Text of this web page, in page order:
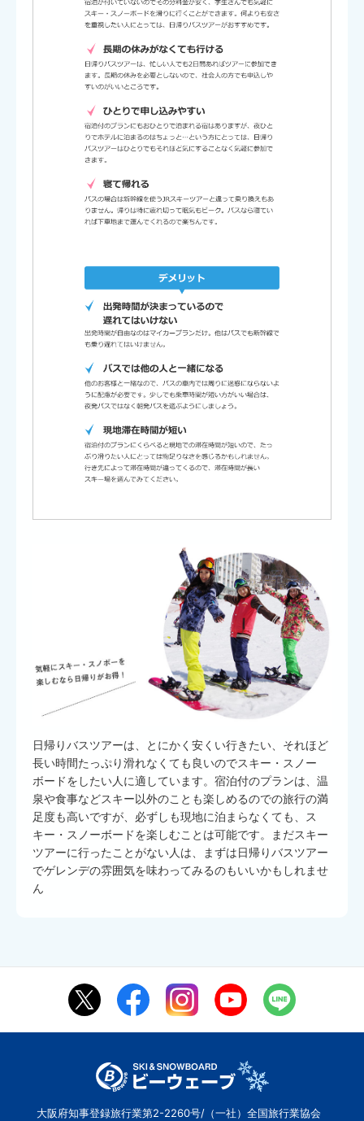
日帰りバスツアーは、とにかく安くい行きたい、それほど
長い時間たっぷり滑れなくても良いのでスキー・スノー
ボードをしたい人に適しています。宿泊付のプランは、温
泉や食事などスキー以外のことも楽しめるのでの旅行の満
足度も高いですが、必ずしも現地に泊まらなくても、ス
キー・スノーボードを楽しむことは可能です。まだスキー
ツアーに行ったことがない人は、まずは日帰りバスツアー
でゲレンデの雰囲気を味わってみるのもいいかもしれませ
ん
大阪府知事登録旅行業第2-2260号/（一社）全国旅行業協会